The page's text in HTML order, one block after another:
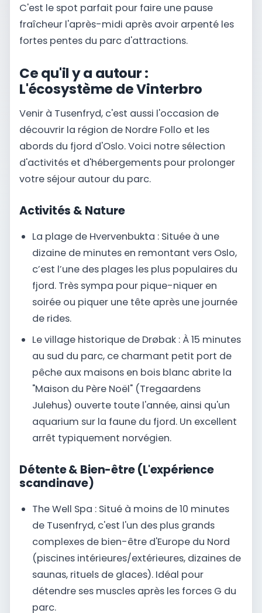
C'est le spot parfait pour faire une pause
fraîcheur l'après-midi après avoir arpenté les
fortes pentes du parc d'attractions.
Ce qu'il y a autour :
L'écosystème de Vinterbro
Venir à Tusenfryd, c'est aussi l'occasion de
découvrir la région de Nordre Follo et les
abords du fjord d'Oslo. Voici notre sélection
d'activités et d'hébergements pour prolonger
votre séjour autour du parc.
Activités & Nature
La plage de Hvervenbukta : Située à une
dizaine de minutes en remontant vers Oslo,
c’est l’une des plages les plus populaires du
fjord. Très sympa pour pique-niquer en
soirée ou piquer une tête après une journée
de rides.
Le village historique de Drøbak : À 15 minutes
au sud du parc, ce charmant petit port de
pêche aux maisons en bois blanc abrite la
"Maison du Père Noël" (Tregaardens
Julehus) ouverte toute l'année, ainsi qu'un
aquarium sur la faune du fjord. Un excellent
arrêt typiquement norvégien.
Détente & Bien-être (L'expérience
scandinave)
The Well Spa : Situé à moins de 10 minutes
de Tusenfryd, c'est l'un des plus grands
complexes de bien-être d'Europe du Nord
(piscines intérieures/extérieures, dizaines de
saunas, rituels de glaces). Idéal pour
détendre ses muscles après les forces G du
parc.